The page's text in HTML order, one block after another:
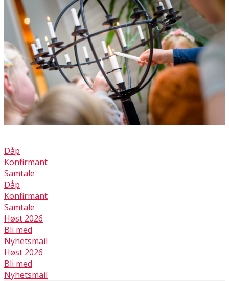
Dåp
Konfirmant
Samtale
Dåp
Konfirmant
Samtale
Høst 2026
Bli med
Nyhetsmail
Høst 2026
Bli med
Nyhetsmail